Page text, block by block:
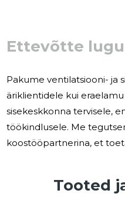
Ettevõtte lugu
Pakume ventilatsiooni- ja
äriklientidele kui
sisekeskkonna tervisele,
töökindlusele. Me
koostööpartnerina, et
energiakulusid jaTooted